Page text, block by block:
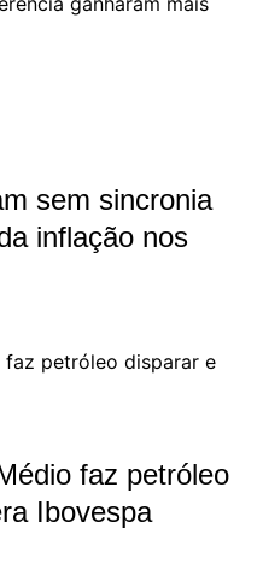
sem sincronia
inflação nos
faz petróleo
Ibovespa